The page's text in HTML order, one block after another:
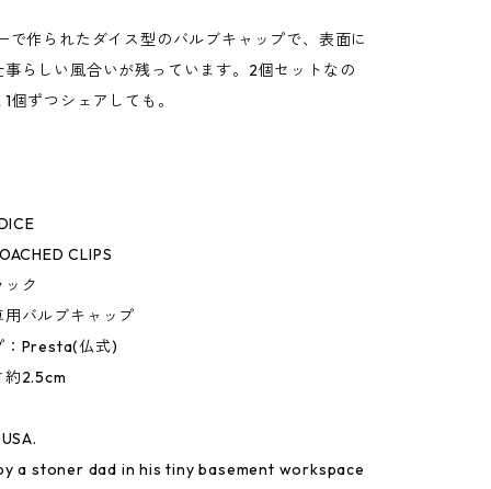
で作られたダイス型のバルブキャップで、表面に
らしい風合いが残っています。2個セットなの
個ずつシェアしても。
CLIPS
ク
バルブキャップ
：Presta(仏式)
約2.5cm
a stoner dad in his tiny basement workspace